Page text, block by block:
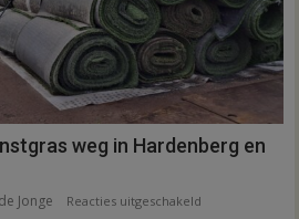
weg in Hardenberg en
Jonge Reacties uitgeschakeld